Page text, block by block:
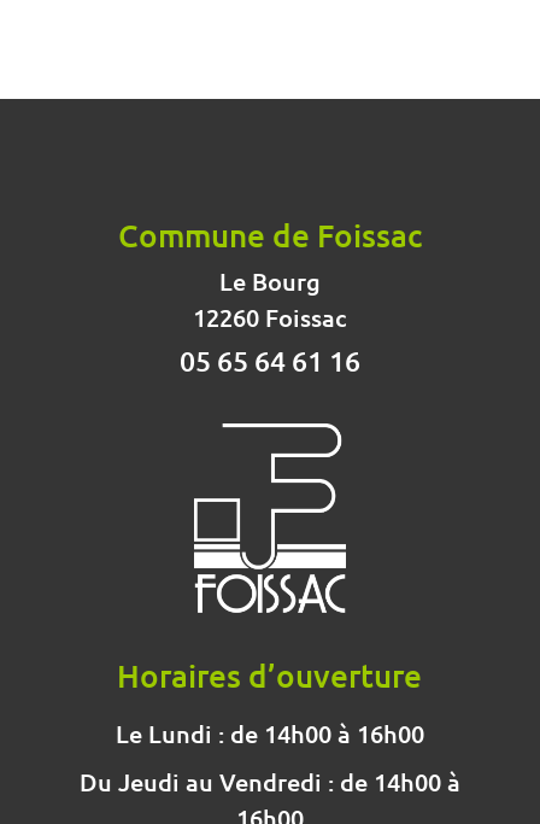
Commune de Foissac
Le Bourg
12260 Foissac
05 65 64 61 16
Horaires d’ouverture
Le Lundi : de 14h00 à 16h00
Du Jeudi au Vendredi : de 14h00 à